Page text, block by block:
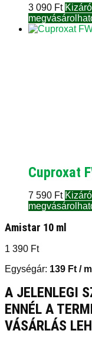
3 090 Ft
Cuproxat
7 590 Ft
Amistar 10 ml
1 390 Ft
Egységár: 139 Ft / ml
A JELENLEGI
ENNÉL A
VÁSÁRLÁS